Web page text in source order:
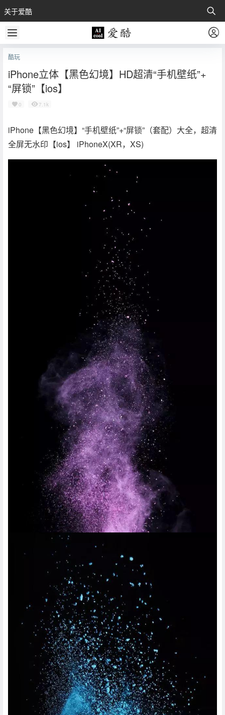
关于爱酷
酷玩
iPhone立体【黑色幻境】HD超清“手机壁纸”+
“屏锁”【ios】
0 7.1k
iPhone【黑色幻境】“手机壁纸”+“屏锁”（套配）大全，超清
全屏无水印【ios】 iPhoneX(XR，XS)